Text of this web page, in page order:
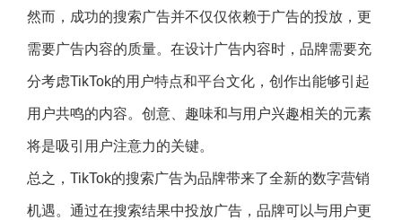
然而，成功的搜索广告并不仅仅依赖于广告的投放，更
需要广告内容的质量。在设计广告内容时，品牌需要充
分考虑TikTok的用户特点和平台文化，创作出能够引起
用户共鸣的内容。创意、趣味和与用户兴趣相关的元素
将是吸引用户注意力的关键。
总之，TikTok的搜索广告为品牌带来了全新的数字营销
机遇。通过在搜索结果中投放广告，品牌可以与用户更